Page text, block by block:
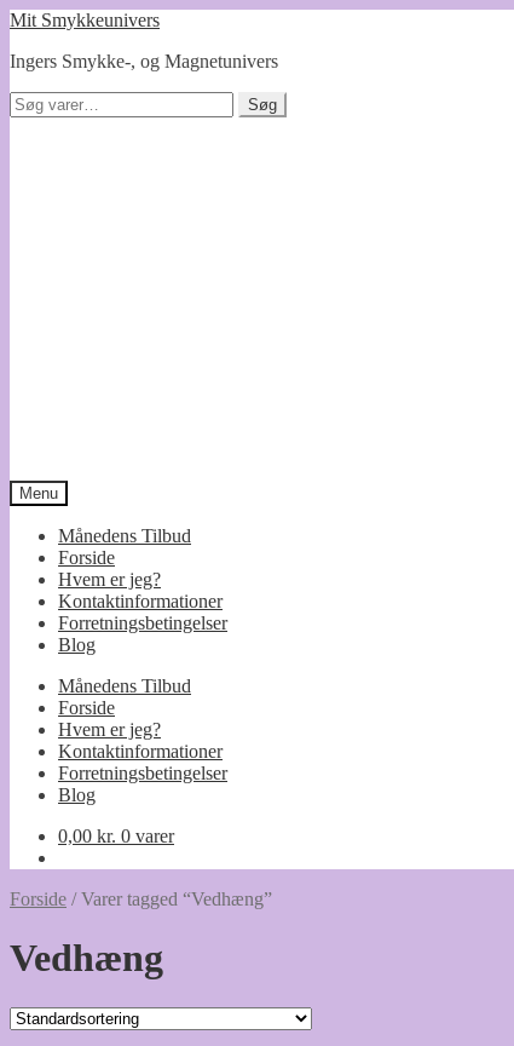
Spring
navigation
Spring
indhold
Mit Smykkeunivers
Ingers Smykke-, og Magnetunivers
Søg
efter:
Søg
Menu
Månedens Tilbud
Forside
Hvem er jeg?
Kontaktinformationer
Forretningsbetingelser
Blog
Månedens Tilbud
Forside
Hvem er jeg?
Kontaktinformationer
Forretningsbetingelser
Blog
0,00 kr. 0 varer
Forside /Varer tagged “Vedhæng”
Vedhæng